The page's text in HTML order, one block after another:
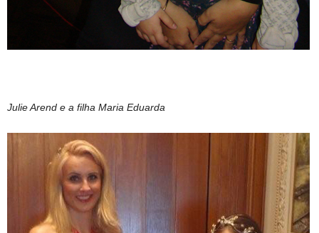
Julie Arend e a filha Maria Eduarda